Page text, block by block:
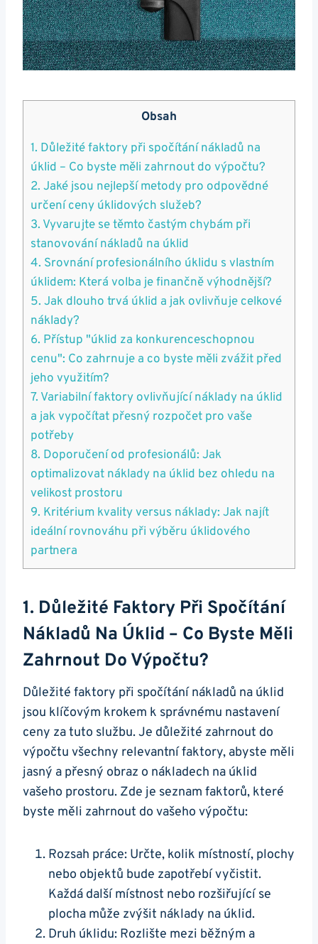
Obsah
1. Důležité faktory při spočítání nákladů na
úklid – Co byste měli zahrnout do výpočtu?
2. Jaké jsou nejlepší metody pro odpovědné
určení ceny úklidových služeb?
3. Vyvarujte se těmto častým chybám při
stanovování nákladů na úklid
4. Srovnání profesionálního úklidu s vlastním
úklidem: Která volba je finančně výhodnější?
5. Jak dlouho trvá úklid a jak ovlivňuje celkové
náklady?
6. Přístup "úklid za konkurenceschopnou
cenu": Co zahrnuje a co byste měli zvážit před
jeho využitím?
7. Variabilní faktory ovlivňující náklady na úklid
a jak vypočítat přesný rozpočet pro vaše
potřeby
8. Doporučení od profesionálů: Jak
optimalizovat náklady na úklid bez ohledu na
velikost prostoru
9. Kritérium kvality versus náklady: Jak najít
ideální rovnováhu při výběru úklidového
partnera
1. Důležité Faktory Při Spočítání
Nákladů Na Úklid – Co Byste Měli
Zahrnout Do Výpočtu?
Důležité faktory při spočítání nákladů na úklid
jsou klíčovým krokem k správnému nastavení
ceny za tuto službu. Je důležité zahrnout do
výpočtu všechny relevantní faktory, abyste měli
jasný a přesný obraz o nákladech na úklid
vašeho prostoru. Zde je seznam faktorů, které
byste měli zahrnout do vašeho výpočtu:
Rozsah práce: Určte, kolik místností, plochy
nebo objektů bude zapotřebí vyčistit.
Každá další místnost nebo rozšiřující se
plocha může zvýšit náklady na úklid.
Druh úklidu: Rozlište mezi běžným a